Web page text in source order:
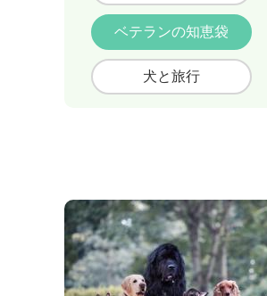
ベテランの知恵袋
犬と旅行